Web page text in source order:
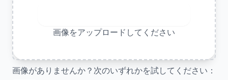
画像をアップロードしてください
画像がありませんか？次のいずれかを試してください：